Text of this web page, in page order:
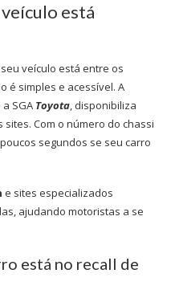
está
veículo está entre os
é simples e acessível. A
SGA Toyota, disponibiliza
Com o número do chassi
segundos se seu carro
e sites especializados
ajudando motoristas a se
está no recall de